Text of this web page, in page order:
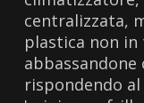
centralizzata,
plastica non
abbassandone
rispondendo